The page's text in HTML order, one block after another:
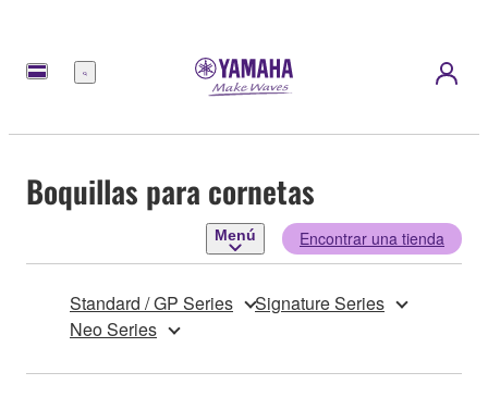
Menú
Boquillas para cornetas
Menú Encontrar una tienda
Standard / GP Series
Signature Series
Neo Series